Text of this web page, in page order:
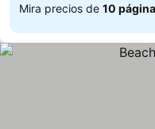
Mira precios de 10